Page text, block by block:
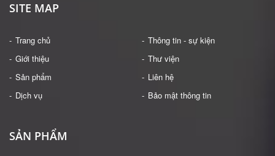
SITE MAP
Trang chủ
Giới thiệu
Sản phẩm
Dịch vụ
Thông tin - sự kiện
Thư viện
Liên hệ
Bảo mật thông tin
SẢN PHẨM